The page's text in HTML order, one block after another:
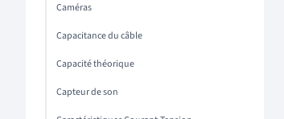
Caméras
Capacitance du câble
Capacité théorique
Capteur de son